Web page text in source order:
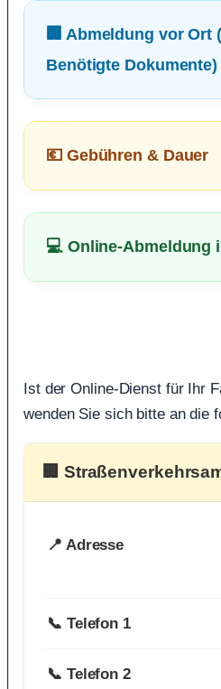
🏢 Abmeldung vor Ort
Benötigte Dokumente)
💶 Gebühren & Dauer
💻 Online-Abmeldung
Ist der Online-Dienst für Ihr
wenden Sie sich bitte an die
🏢
📍 Adresse
📞 Telefon 1
📞 Telefon 2